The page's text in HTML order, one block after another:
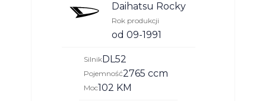
Daihatsu Rocky
Rok produkcji
od 09-1991
Silnik DL52
Pojemność2765 ccm
Moc102 KM